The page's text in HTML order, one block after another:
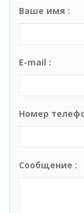
Ваше имя :
E-mail :
Номер
Сообщение :